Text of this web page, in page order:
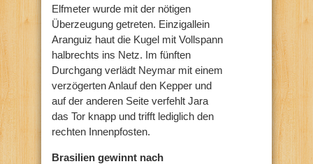
Elfmeter wurde mit der nötigen
Überzeugung getreten. Einzigallein
Aranguiz haut die Kugel mit Vollspann
halbrechts ins Netz. Im fünften
Durchgang verlädt Neymar mit einem
verzögerten Anlauf den Kepper und
auf der anderen Seite verfehlt Jara
das Tor knapp und trifft lediglich den
rechten Innenpfosten.
Brasilien gewinnt nach